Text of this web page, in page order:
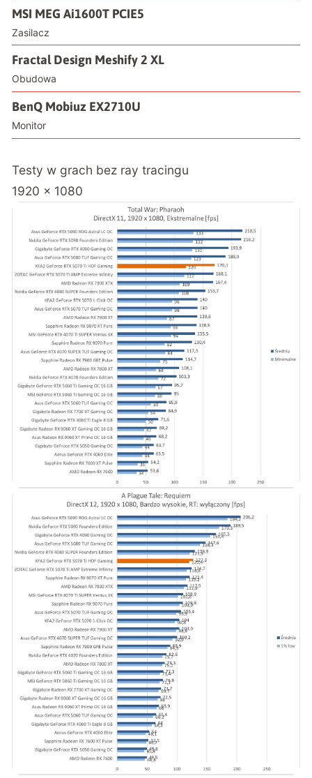
Zasilacz
MSI MEG Ai1600T PCIE5
Obudowa
Fractal Design Meshify 2 XL
Monitor
BenQ Mobiuz EX2710U
Testy w grach bez ray tracingu
1920 x 1080